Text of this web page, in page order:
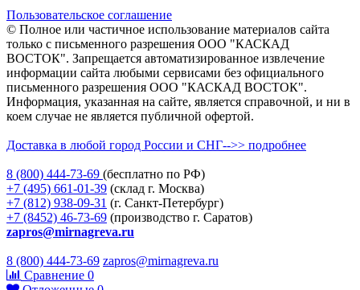
Пользовательское соглашение
© Полное или частичное использование материалов сайта
только с письменного разрешения ООО "КАСКАД
ВОСТОК". Запрещается автоматизированное извлечение
информации сайта любыми сервисами без официального
письменного разрешения ООО "КАСКАД ВОСТОК".
Информация, указанная на сайте, является справочной, и ни в
коем случае не является публичной офертой.
Доставка в любой город России и СНГ-->> подробнее
8 (800) 444-73-69 (бесплатно по РФ)
+7 (495) 661-01-39 (склад г. Москва)
+7 (812) 938-09-31 (г. Санкт-Петербург)
+7 (8452) 46-73-69 (производство г. Саратов)
zapros@mirnagreva.ru
8 (800) 444-73-69 zapros@mirnagreva.ru
Сравнение 0